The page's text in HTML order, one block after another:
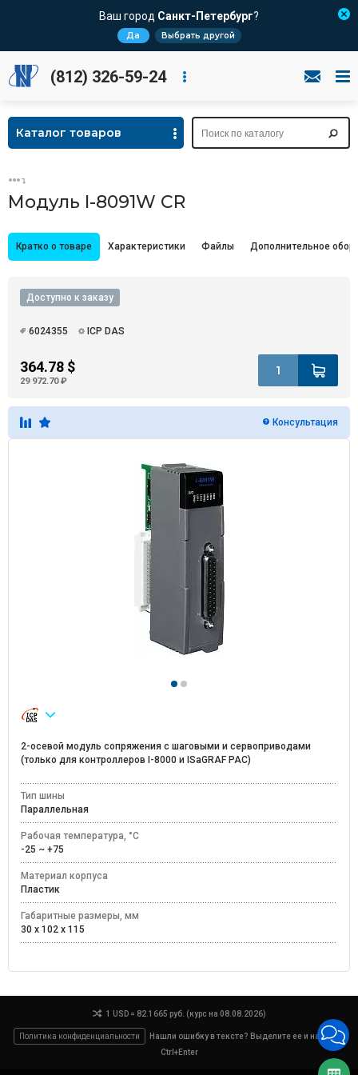
Ваш город Санкт-Петербург?
Да Выбрать другой
(812) 326-59-24
Каталог товаров
Модуль I-8091W CR
Кратко о товаре Характеристики Файлы Дополнительное
Доступно к заказу
6024355 ICP DAS
364.78 $
29 972.70 ₽
Консультация
2-осевой модуль сопряжения с шаговыми и сервоприводами
(только для контроллеров I-8000 и ISaGRAF PAC)
Тип шины
Параллельная
Рабочая температура, °C
-25 ~ +75
Материал корпуса
Пластик
Габаритные размеры, мм
30 x 102 x 115
1 USD = 82.1665 руб. (курс на 08.08.2026)
Политика конфиденциальности
Нашли ошибку в тексте? Выделите ее и нажмите
Ctrl+Enter